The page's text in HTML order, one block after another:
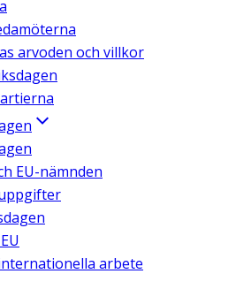
arvoden och villkor
EU-nämnden
arbete